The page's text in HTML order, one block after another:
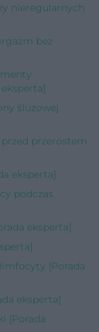
nieregularnych
bez
śluzowej
przed przerostem
eksperta]
podczas
eksperta]
[Porada
eksperta]
[Porada